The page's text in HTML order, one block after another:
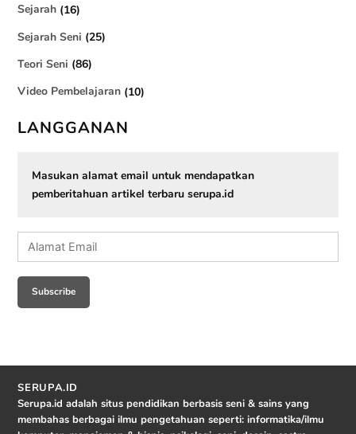
Sejarah (16)
Sejarah Seni (25)
Teori Seni (86)
Video Pembelajaran (10)
LANGGANAN
Masukan alamat email untuk mendapatkan
pemberitahuan artikel terbaru serupa.id
Alamat
Email
Subscribe
SERUPA.ID
Serupa.id adalah situs pendidikan berbasis seni & sains yang
membahas berbagai ilmu pengetahuan seperti: informatika/ilmu